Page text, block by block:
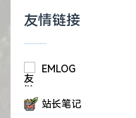
友情链接
EMLOG
站长笔记